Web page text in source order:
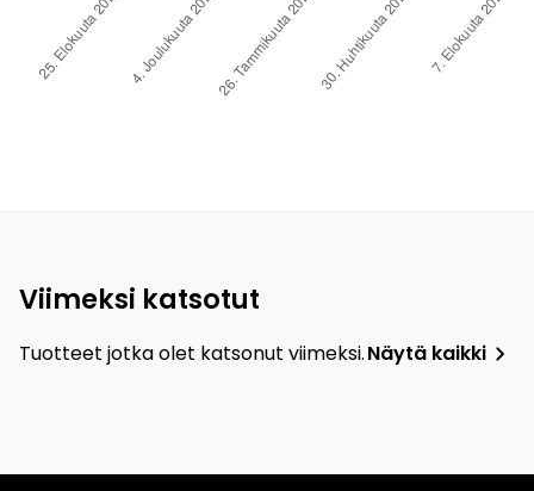
Viimeksi katsotut
Tuotteet jotka olet katsonut viimeksi.Näytä kaikki